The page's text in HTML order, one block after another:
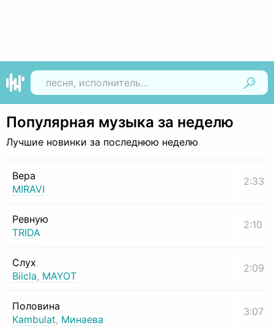
Популярная музыка за неделю
Лучшие новинки за последнюю неделю
Вера
MIRAVI
2:33
Ревную
TRIDA
2:10
Слух
Biicla, MAYOT
2:09
Половина
Kambulat, Минаева
3:07